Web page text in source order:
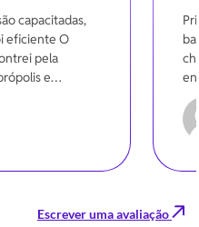
capacitadas,
eficiente O
pela
e
dias.
Escrever uma avaliação